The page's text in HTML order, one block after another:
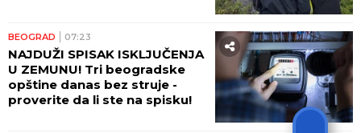
BEOGRAD 07:23
NAJDUŽI SPISAK ISKLJUČENJA
U ZEMUNU! Tri beogradske
opštine danas bez struje -
proverite da li ste na spisku!